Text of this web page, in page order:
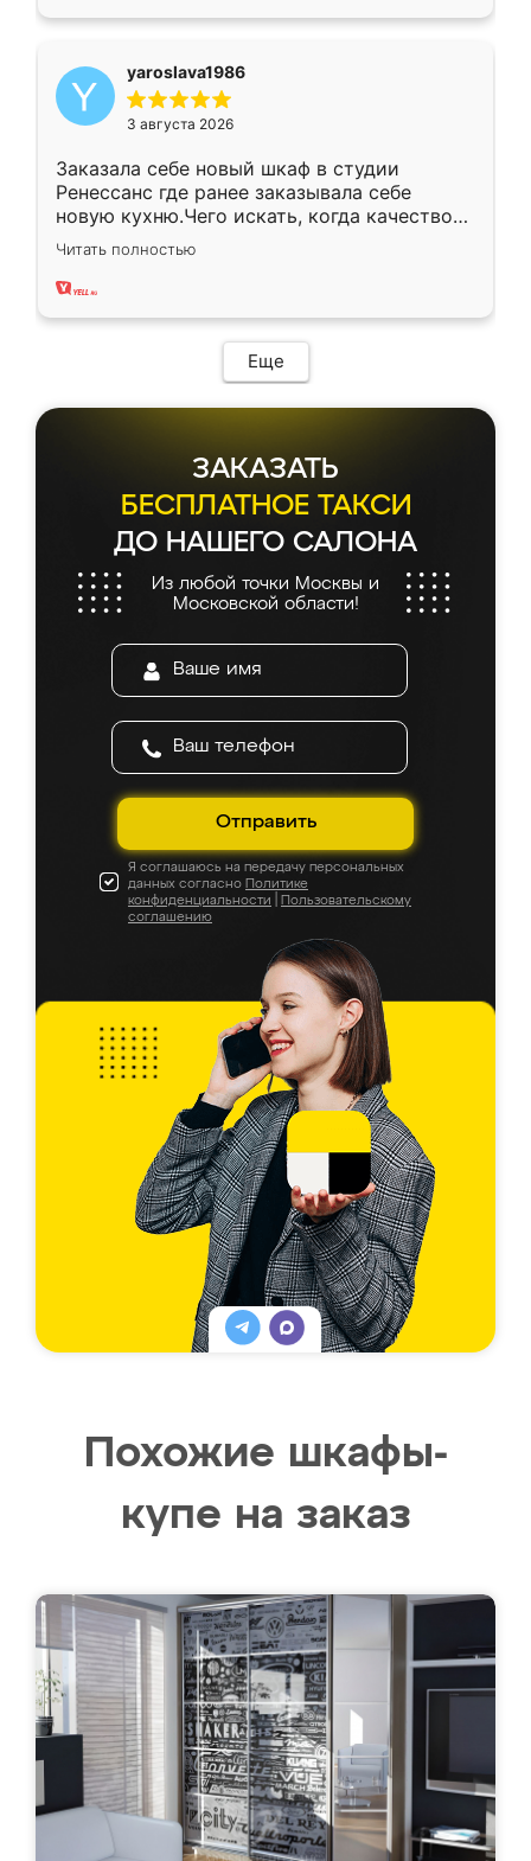
yaroslava1986
3 августа 2026
Заказала себе новый шкаф в студии
Ренессанс где ранее заказывала себе
новую кухню.Чего искать, когда качеством
вполне довольна. Служит кухня уже почти
два года, нареканий нет.
Читать полностью
Еще
ЗАКАЗАТЬ
БЕСПЛАТНОЕ ТАКСИ
ДО НАШЕГО САЛОНА
Из любой точки Москвы и
Московской области!
Отправить
Я соглашаюсь на передачу персональных
данных согласно Политике
конфиденциальности
Пользовательскому
соглашению
Похожие шкафы-
купе на заказ